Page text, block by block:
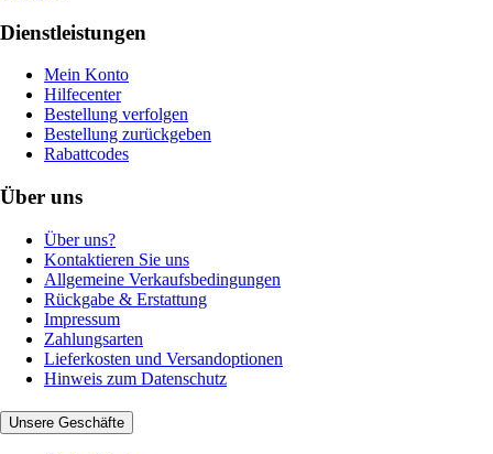
Dienstleistungen
Mein Konto
Hilfecenter
Bestellung verfolgen
Bestellung zurückgeben
Rabattcodes
Über uns
Über uns?
Kontaktieren Sie uns
Allgemeine Verkaufsbedingungen
Rückgabe & Erstattung
Impressum
Zahlungsarten
Lieferkosten und Versandoptionen
Hinweis zum Datenschutz
Unsere Geschäfte